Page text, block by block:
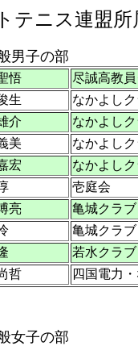
テニス連盟
男子の部
悟
尽誠高教
生
なかよし
介
なかよし
美
なかよし
宏
なかよし
壱庭会
亮
亀城クラブ
亀城クラブ
若水クラ
哲 四国電力
女子の部